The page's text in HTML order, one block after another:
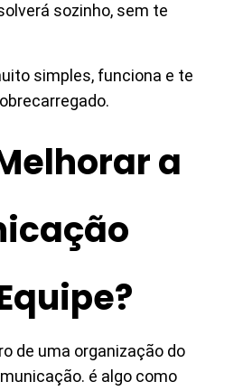
sozinho, sem te
simples, funciona e te
a
de uma organização do
é algo como